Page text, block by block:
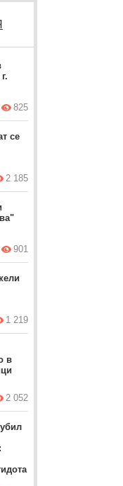
825
се
2 185
901
1 219
в
2 052